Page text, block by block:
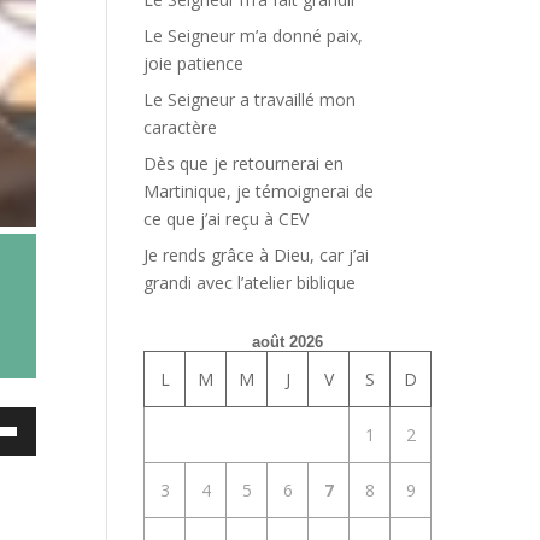
Le Seigneur m’a donné paix,
joie patience
Le Seigneur a travaillé mon
caractère
Dès que je retournerai en
Martinique, je témoignerai de
ce que j’ai reçu à CEV
Je rends grâce à Dieu, car j’ai
grandi avec l’atelier biblique
août 2026
L M M J V S D
1 2
3 4 5 6 7 8 9